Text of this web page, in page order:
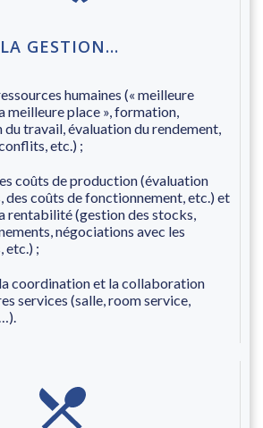
LA GESTION…
humaines (« meilleure
meilleure place », formation,
travail, évaluation du rendement,
etc.) ;
coûts de production (évaluation
des coûts de fonctionnement, etc.) et
rentabilité (gestion des stocks,
négociations avec les
etc.) ;
coordination et la collaboration
services (salle, room service,